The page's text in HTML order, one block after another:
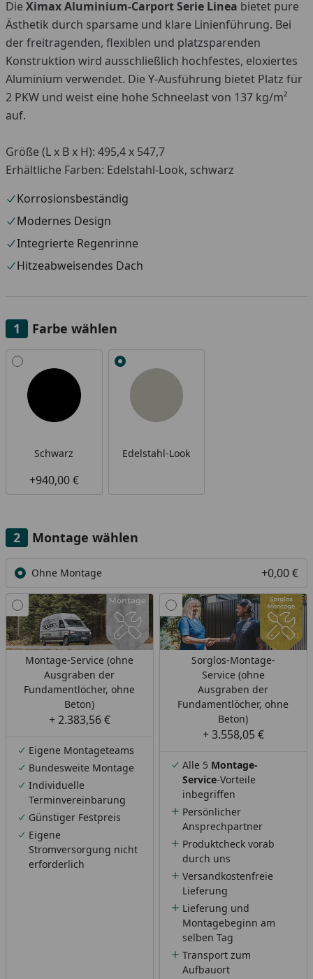
Die Ximax Aluminium-Carport Serie Linea bietet pure
Ästhetik durch sparsame und klare Linienführung. Bei
der freitragenden, flexiblen und platzsparenden
Konstruktion wird ausschließlich hochfestes, eloxiertes
Aluminium verwendet. Die Y-Ausführung bietet Platz für
2 PKW und weist eine hohe Schneelast von 137 kg/m²
auf.
Größe (L x B x H): 495,4 x 547,7
Erhältliche Farben: Edelstahl-Look, schwarz
Korrosionsbeständig
Modernes Design
Integrierte Regenrinne
Hitzeabweisendes Dach
Farbe wählen
Alle anzeigen (2)
Schwarz
+940,00 €
Edelstahl-Look
Montage wählen
Ohne Montage +0,00 €
Montage-Service (ohne
Ausgraben der
Fundamentlöcher, ohne
Beton)
+ 2.383,56 €
Eigene Montageteams
Bundesweite Montage
Individuelle
Terminvereinbarung
Günstiger Festpreis
Eigene
Stromversorgung nicht
erforderlich
Sorglos-Montage-
Service (ohne
Ausgraben der
Fundamentlöcher, ohne
Beton)
+ 3.558,05 €
Alle 5 Montage-
Service-Vorteile
inbegriffen
Persönlicher
Ansprechpartner
Produktcheck vorab
durch uns
Versandkostenfreie
Lieferung
Lieferung und
Montagebeginn am
selben Tag
Transport zum
Aufbauort